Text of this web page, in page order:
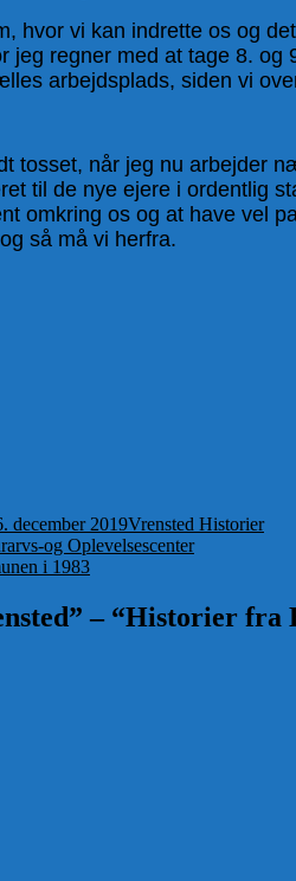
hvor vi kan indrette os og
jeg regner med at tage 8.
arbejdsplads, siden vi
tosset, når jeg nu arbejder
til de nye ejere i ordentlig
omkring os og at have vel
så må vi herfra.
december 2019Vrensted Historier
og Oplevelsescenter
i 1983
– “Historier